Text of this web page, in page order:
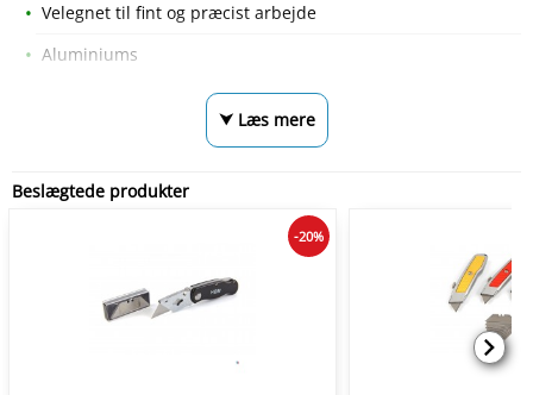
Velegnet til fint og præcist arbejde
Aluminiums
⮟ Læs mere
Beslægtede produkter
-20%